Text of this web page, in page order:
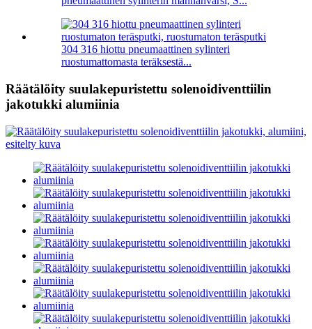
304 316 hiottu pneumaattinen sylinteri
ruostumattomasta teräksestä...
Räätälöity suulakepuristettu solenoidiventtiilin
jakotukki alumiinia